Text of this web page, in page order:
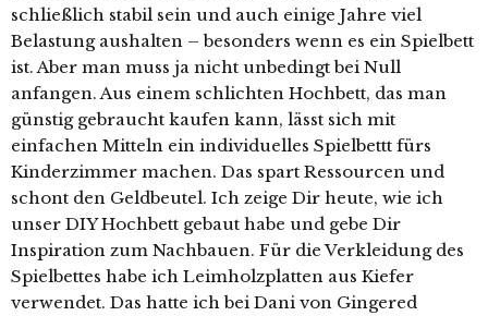
schließlich stabil sein und auch einige Jahre viel
Belastung aushalten – besonders wenn es ein Spielbett
ist. Aber man muss ja nicht unbedingt bei Null
anfangen. Aus einem schlichten Hochbett, das man
günstig gebraucht kaufen kann, lässt sich mit
einfachen Mitteln ein individuelles Spielbettt fürs
Kinderzimmer machen. Das spart Ressourcen und
schont den Geldbeutel. Ich zeige Dir heute, wie ich
unser DIY Hochbett gebaut habe und gebe Dir
Inspiration zum Nachbauen. Für die Verkleidung des
Spielbettes habe ich Leimholzplatten aus Kiefer
verwendet. Das hatte ich bei Dani von Gingered